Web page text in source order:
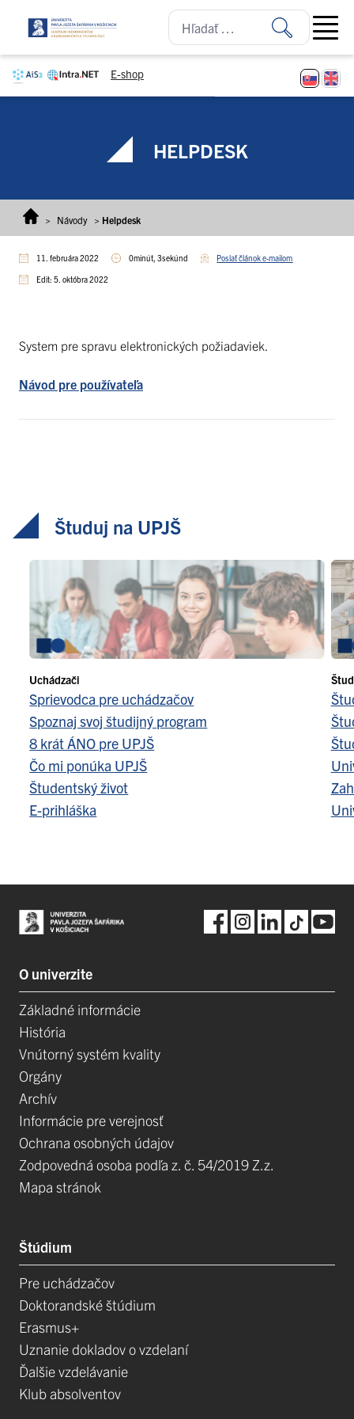
E-shop
Open
HELPDESK
> Návody > Helpdesk
11. februára 2022 0minút, 3sekúnd Poslať článok e-mailom
Edit: 5. októbra 2022
System pre spravu elektronických požiadaviek.
Návod pre používateľa
Študuj na UPJŠ
Uchádzači
Sprievodca pre uchádzačov
Spoznaj svoj študijný program
8 krát ÁNO pre UPJŠ
Čo mi ponúka UPJŠ
Študentský život
E-prihláška
O univerzite
Základné informácie
História
Vnútorný systém kvality
Orgány
Archív
Informácie pre verejnosť
Ochrana osobných údajov
Zodpovedná osoba podľa z. č. 54/2019 Z.z.
Mapa stránok
Štúdium
Pre uchádzačov
Doktorandské štúdium
Erasmus+
Uznanie dokladov o vzdelaní
Ďalšie vzdelávanie
Klub absolventov